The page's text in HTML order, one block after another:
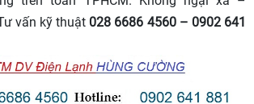
vấn kỹ thuật 028 6686 4560 – 0902 641